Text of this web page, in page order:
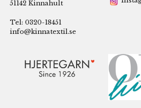
51142 Kinnahult
Tel: 0320-18451
info@kinnatextil.se